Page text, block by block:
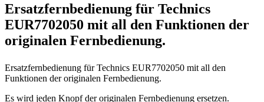
Ersatzfernbedienung für Technics
EUR7702050 mit all den Funktionen der
originalen Fernbedienung.
Ersatzfernbedienung fürTechnics EUR7702050 mit all den
Funktionen der originalen Fernbedienung.
Es wird jeden Knopf der originalen Fernbedienung ersetzen.